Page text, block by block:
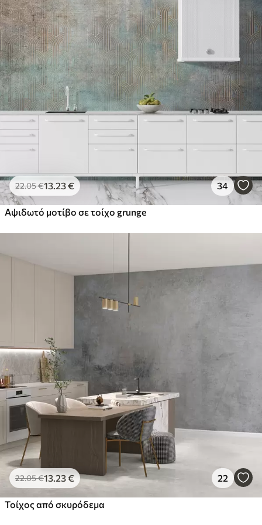
22.05€13 .23€ 34
Αψιδωτό μοτίβο σε τοίχο grunge
22.05€13 .23€ 22
Τοίχος από σκυρόδεμα